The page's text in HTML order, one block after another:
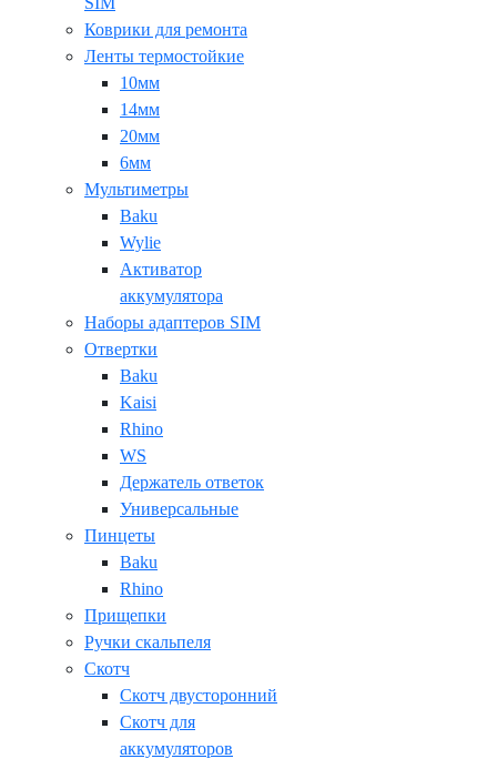
Коврики для ремонта
Ленты термостойкие
10мм
14мм
20мм
6мм
Мультиметры
Baku
Wylie
Активатор
аккумулятора
Наборы адаптеров SIM
Отвертки
Baku
Kaisi
Rhino
WS
Держатель ответок
Универсальные
Пинцеты
Baku
Rhino
Прищепки
Ручки скальпеля
Скотч
Скотч двусторонний
Скотч для
аккумуляторов